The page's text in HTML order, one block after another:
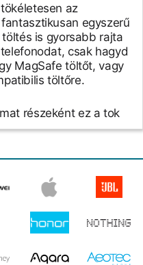
az
egyszerű
is gyorsabb rajta
csak hagyd
MagSafe töltőt, vagy
töltőre.
részeként ez a tok
át – ahogy az az
megszokott. Így
karcolásoktól és az